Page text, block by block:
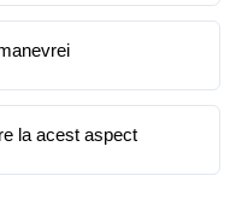
la acest aspect